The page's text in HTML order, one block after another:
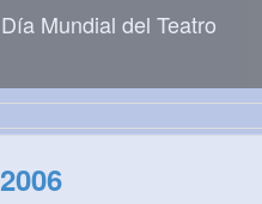
Día Mundial del Teatro
2006